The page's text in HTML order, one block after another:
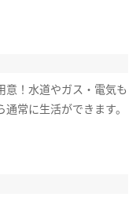
意！水道やガス・電気も
常に生活ができます。